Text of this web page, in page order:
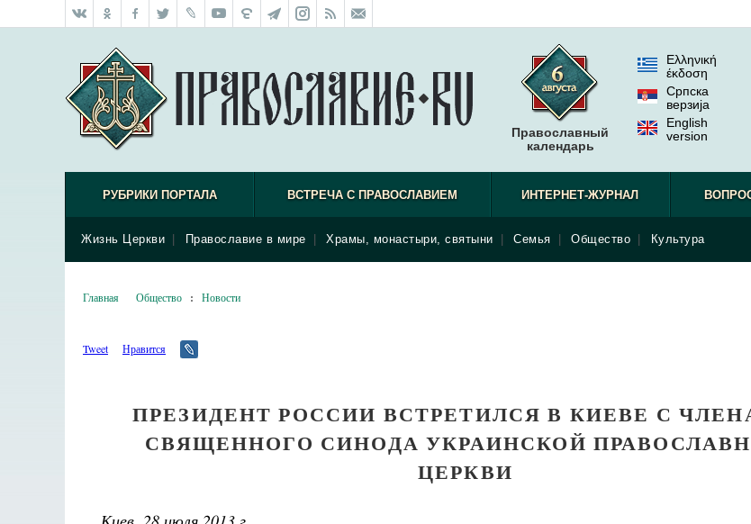
Православный
календарь
Ελληνική
έκδοση
Српска
верзиjа
English
version
РУБРИКИ ПОРТАЛА ВСТРЕЧА С ПРАВОСЛАВИЕМ ИНТЕРНЕТ-ЖУРНАЛ
Жизнь Церкви Православие в мире Храмы, монастыри, святыни Семья Общество Культура
Главная Общество : Новости
Tweet Нравится
ПРЕЗИДЕНТ РОССИИ ВСТРЕТИЛСЯ В КИЕВЕ С
СВЯЩЕННОГО СИНОДА УКРАИНСКОЙ
ЦЕРКВИ